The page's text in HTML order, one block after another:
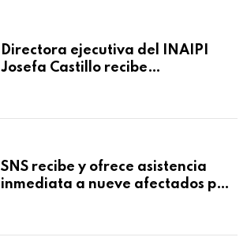
Directora ejecutiva del INAIPI
Josefa Castillo recibe
SNS recibe y ofrece asistencia
inmediata a nueve afectados por
Macorís